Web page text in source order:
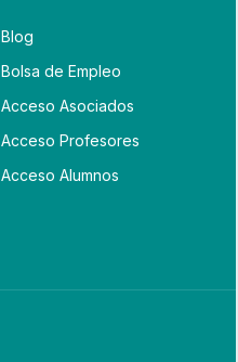
Blog
Bolsa de Empleo
Acceso Asociados
Acceso Profesores
Acceso Alumnos